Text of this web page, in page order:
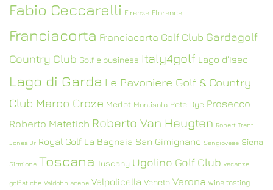
Fabio Ceccarelli Firenze Florence
Franciacorta Franciacorta Golf Club Gardagolf
Country Club Golf e business Italy4golf Lago d'Iseo
Lago di Garda Le Pavoniere Golf & Country
Club Marco Croze Merlot Montisola Pete Dye Prosecco
Roberto Matetich Roberto Van Heugten Robert Trent
Jones Jr Royal Golf La Bagnaia San Gimignano Sangiovese Siena
Sirmione Toscana Tuscany Ugolino Golf Club vacanze
golfistiche Valdobbiadene Valpolicella Veneto Verona wine tasting